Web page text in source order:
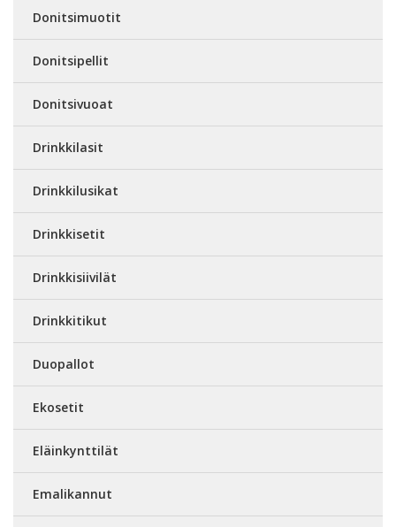
Donitsimuotit
Donitsipellit
Donitsivuoat
Drinkkilasit
Drinkkilusikat
Drinkkisetit
Drinkkisiivilät
Drinkkitikut
Duopallot
Ekosetit
Eläinkynttilät
Emalikannut